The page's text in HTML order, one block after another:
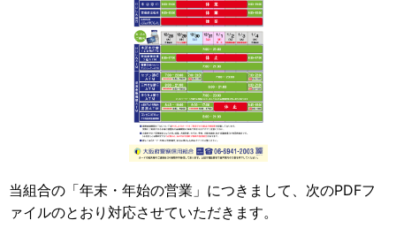
当組合の「年末・年始の営業」につきまして、次のPDFフ
ァイルのとおり対応させていただきます。